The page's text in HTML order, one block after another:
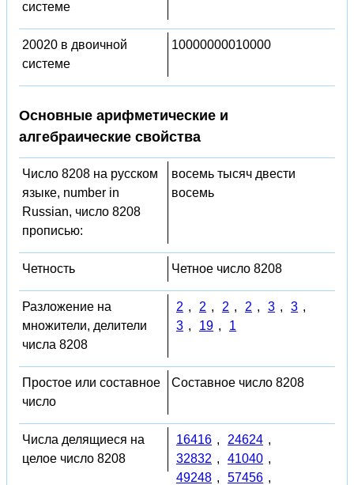
системе
20020 в двоичной
системе
10000000010000
Основные арифметические и
алгебраические свойства
Число 8208 на русском
языке, number in
Russian, число 8208
прописью:
восемь тысяч двести
восемь
Четность Четное число 8208
Разложение на
множители, делители
числа 8208
2 , 2 , 2 , 2 , 3 , 3 ,
3 , 19 , 1
Простое или составное
число
Составное число 8208
Числа делящиеся на
целое число 8208
16416 , 24624 ,
32832 , 41040 ,
49248 , 57456 ,